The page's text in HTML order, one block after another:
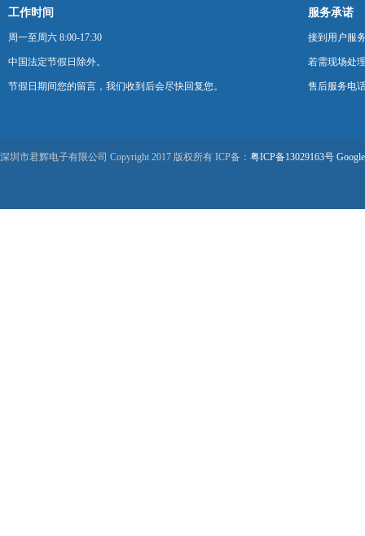
工作时间
周一至周六 8:00-17:30
中国法定节假日除外。
节假日期间您的留言，我们收到后会尽快回复您。
服务承诺
接到用户服
若需现场处
售后服务电
深圳市君辉电子有限公司 Copyright 2017 版权所有 ICP备： 粤ICP备13029163号